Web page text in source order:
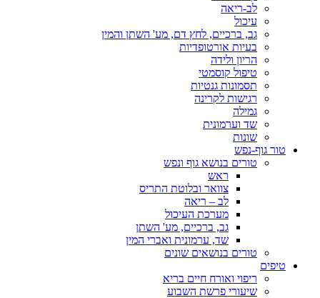
לב-ריאה
עיכול
גב, ברכיים, לחץ דם, מע' השתן והמין
בעיות אורטופדיות
הריון ולידה
טיפול קוסמטי
תסמונות גנטיות
רגישות לקרינה
גמילה
שד וערמונית
שונות
טור גוף-נפש
טורים בנושא גוף ונפש
ראש
צוואר ובלוטת התריס
לב – ריאה
מערכת העיכול
גב, ברכיים, מע' השתן
שד, ערמונית ואברי המין
טורים בנושאים שונים
טיפים
ריפוי ואורח חיים בריא
שיעורי פרשת השבוע